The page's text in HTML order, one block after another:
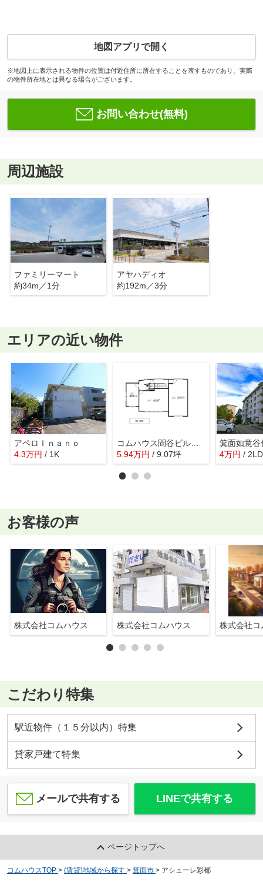
地図アプリで開く
※地図上に表示される物件の位置は付近住所に所在することを表すものであり、実際
の物件所在地とは異なる場合がございます。
お問い合わせ(無料)
周辺施設
ファミリーマート
約34m／1分
アヤハディオ
約192m／3分
エリアの近い物件
アペロＩｎａｎｏ
4.3万円 / 1K
コムハウス間谷ビル 3階
5.94万円 / 9.07坪
箕面如意谷
4万円 /
お客様の声
株式会社コムハウス 株式会社コムハウス 株式会社コ
こだわり特集
駅近物件（１５分以内）特集
貸家戸建て特集
メールで共有する LINEで共有する
ページトップへ
コムハウスTOP > (賃貸)地域から探す > 箕面市 > アシューレ彩都